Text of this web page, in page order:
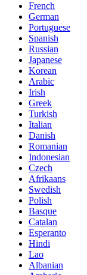
French
German
Portuguese
Spanish
Russian
Japanese
Korean
Arabic
Irish
Greek
Turkish
Italian
Danish
Romanian
Indonesian
Czech
Afrikaans
Swedish
Polish
Basque
Catalan
Esperanto
Hindi
Lao
Albanian